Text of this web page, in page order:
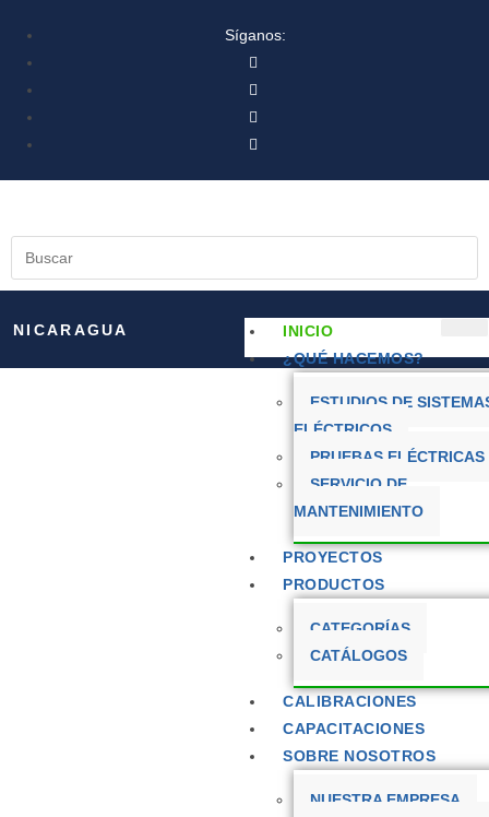
Síganos:
NICARAGUA
INICIO
¿QUÉ HACEMOS?
ESTUDIOS DE
ELÉCTRICOS
PRUEBAS ELÉCTRICAS
SERVICIO DE
MANTENIMIENTO
PROYECTOS
PRODUCTOS
CATEGORÍAS
CATÁLOGOS
CALIBRACIONES
CAPACITACIONES
SOBRE NOSOTROS
NUESTRA EMPRESA